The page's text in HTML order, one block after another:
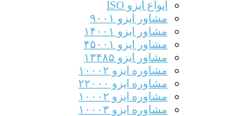
انواع ایزو ISO
مشاور ایزو ۹۰۰۱
مشاور ایزو ۱۴۰۰۱
مشاور ایزو ۴۵۰۰۱
مشاور ایزو ۱۳۴۸۵
مشاوره ایزو ۱۰۰۰۲
مشاوره ایزو ۲۲۰۰۰
مشاوره ایزو ۱۰۰۰۲
مشاوره ایزو ۱۰۰۰۳